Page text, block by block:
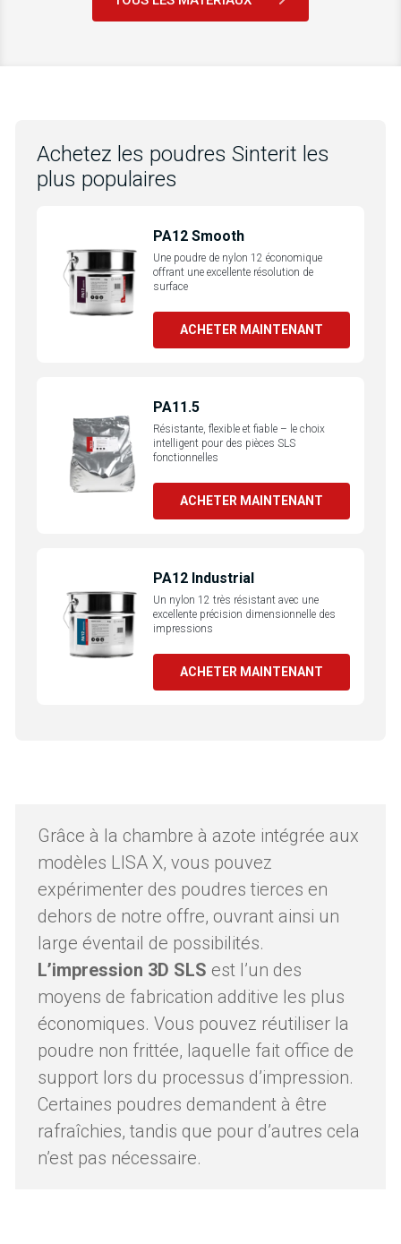
Achetez les poudres Sinterit les
plus populaires
PA12 Smooth
Une poudre de nylon 12 économique
offrant une excellente résolution de
surface
ACHETER MAINTENANT
PA11.5
Résistante, flexible et fiable – le choix
intelligent pour des pièces SLS
fonctionnelles
ACHETER MAINTENANT
PA12 Industrial
Un nylon 12 très résistant avec une
excellente précision dimensionnelle des
impressions
ACHETER MAINTENANT
Grâce à la chambre à azote intégrée aux
modèles LISA X, vous pouvez
expérimenter des poudres tierces en
dehors de notre offre, ouvrant ainsi un
large éventail de possibilités.
L’impression 3D SLS est l’un des
moyens de fabrication additive les plus
économiques. Vous pouvez réutiliser la
poudre non frittée, laquelle fait office de
support lors du processus d’impression.
Certaines poudres demandent à être
rafraîchies, tandis que pour d’autres cela
n’est pas nécessaire.